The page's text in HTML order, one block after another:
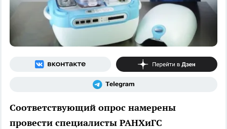
Соответствующий опрос намерены
провести специалисты РАНХиГС